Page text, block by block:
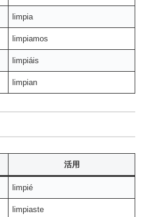
limpia
limpiamos
limpiáis
limpian
活用
limpié
limpiaste